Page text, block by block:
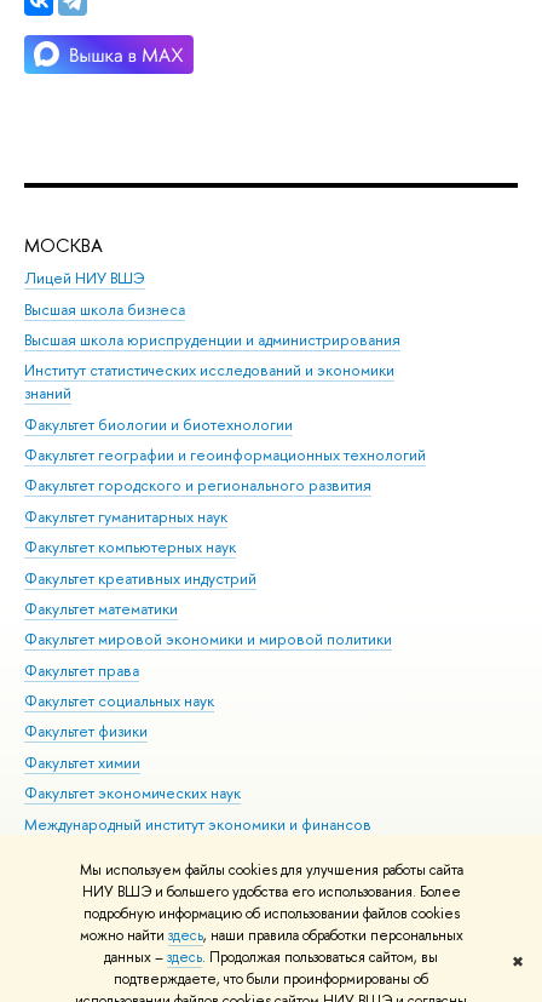
Мы используем файлы cookies для улучшения работы сайта
НИУ ВШЭ и большего удобства его использования. Более
подробную информацию об использовании файлов cookies
можно найти здесь, наши правила обработки персональных
данных –здесь. Продолжая пользоваться сайтом, вы
подтверждаете, что были проинформированы об
✖
МОСКВА
Лицей НИУ ВШЭ
Высшая школа бизнеса
Высшая школа юриспруденции и администрирования
Институт статистических исследований и экономики
знаний
Факультет биологии и биотехнологии
Факультет географии и геоинформационных технологий
Факультет городского и регионального развития
Факультет гуманитарных наук
Факультет компьютерных наук
Факультет креативных индустрий
Факультет математики
Факультет мировой экономики и мировой политики
Факультет права
Факультет социальных наук
Факультет физики
Факультет химии
Факультет экономических наук
Международный институт экономики и финансов
Тихонова